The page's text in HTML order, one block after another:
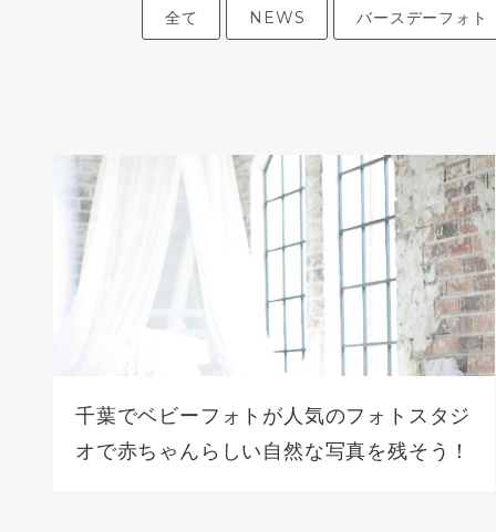
全て NEWS バースデーフォト
千葉でベビーフォトが人気のフォトスタジ
オで赤ちゃんらしい自然な写真を残そう！